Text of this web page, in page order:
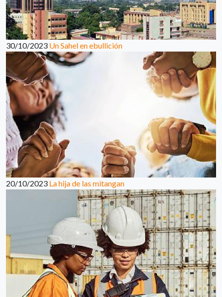
30/10/2023 Un Sahel en ebullición
20/10/2023 La hija de las mitangan